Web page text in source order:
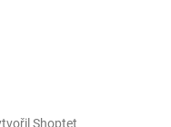
Shoptet